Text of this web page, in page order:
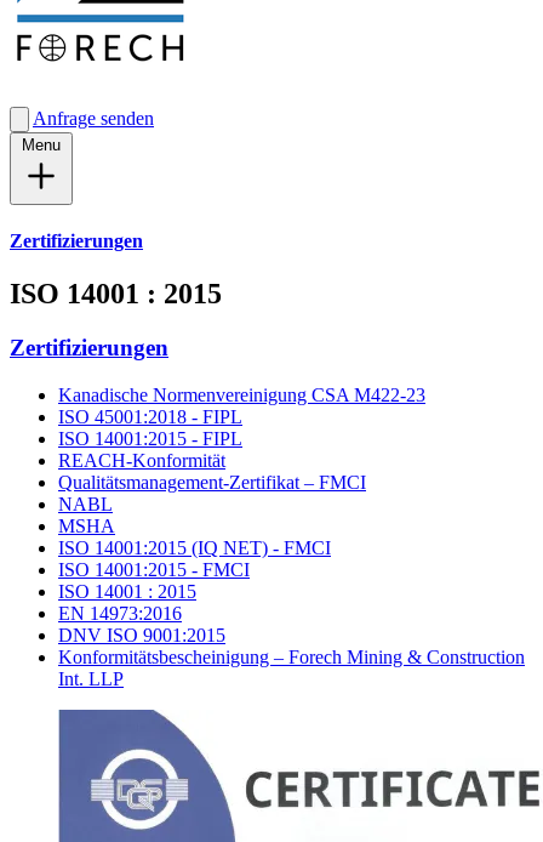
Anfrage senden
Zertifizierungen
ISO 14001 : 2015
Zertifizierungen
Kanadische Normenvereinigung CSA M422-23
ISO 45001:2018 - FIPL
ISO 14001:2015 - FIPL
REACH-Konformität
Qualitätsmanagement-Zertifikat – FMCI
NABL
MSHA
ISO 14001:2015 (IQ NET) - FMCI
ISO 14001:2015 - FMCI
ISO 14001 : 2015
EN 14973:2016
DNV ISO 9001:2015
Konformitätsbescheinigung – Forech Mining & Construction
Int. LLP